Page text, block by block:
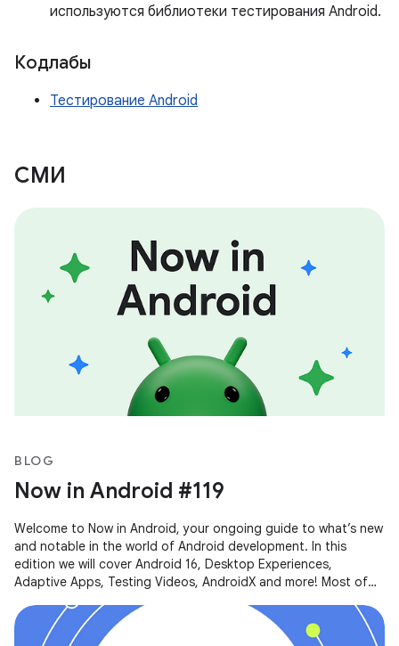
используются библиотеки тестирования Android.
Кодлабы
Тестирование Android
СМИ
BLOG
Now in Android #119
Welcome to Now in Android, your ongoing guide to what’s new
and notable in the world of Android development. In this
edition we will cover Android 16, Desktop Experiences,
Adaptive Apps, Testing Videos, AndroidX and more! Most of